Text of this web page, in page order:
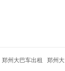
郑州大巴车出租
郑州大